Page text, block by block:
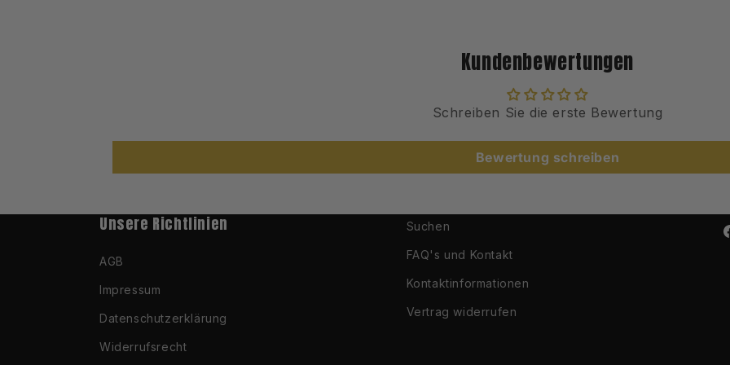
Kundenbewertungen
Schreiben Sie die erste Bewertung
Bewertung schreiben
Unsere Richtlinien
AGB
Impressum
Datenschutzerklärung
Widerrufsrecht
Suchen
FAQ's und Kontakt
Kontaktinformationen
Vertrag widerrufen